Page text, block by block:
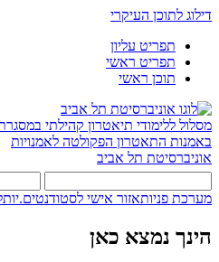
דילוג לתוכן העיקרי
תפריט עליון
תפריט ראשי
תוכן ראשי
מסלול ללימודי תיאטרון קהילתי
באמנות התאטרון הפקולטה לאמנויות
אוניברסיטת תל אביב
מערכת פניותאזור אישי לסטודנטים.יות
הינך נמצא כאן